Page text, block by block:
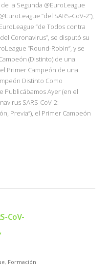
la Segunda @EuroLeague
“del SARS-CoV-2”),
“de Todos contra
Coronavirus”, se disputó su
“Round-Robin”, y se
(Distinto) de una
el Primer Campeón de una
Distinto Como
Publicábamos Ayer (en el
SARS-CoV-2:
Previa”), el Primer Campeón
CoV-
, Formación